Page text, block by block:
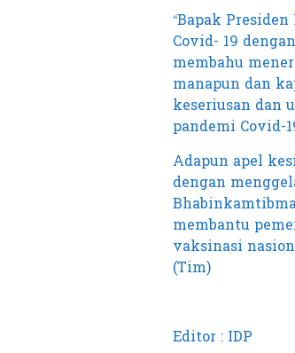
“Bapak
Covid- 19
membahu
manapun dan
keseriusan dan
pandemi Covid-
Adapun apel
dengan
membantu
vaksinasi
(Tim)
Editor : IDP